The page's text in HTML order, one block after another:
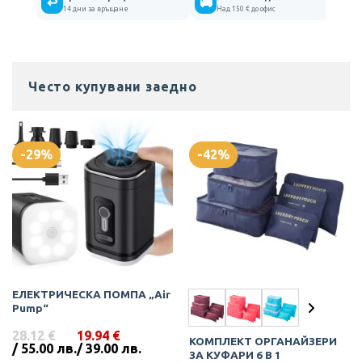
14 дни за връщане Над 150 € до офис
Често купувани заедно
-29%
ЕЛЕКТРИЧЕСКА ПОМПА „Air
Pump“
28.12 €
/ 55.00 лв.
Original
price
19.94 €
/ 39.00 лв.
Текущата
цена
-42%
КОМПЛЕКТ ОРГАНАЙЗЕРИ
ЗА КУФАРИ 6 В 1